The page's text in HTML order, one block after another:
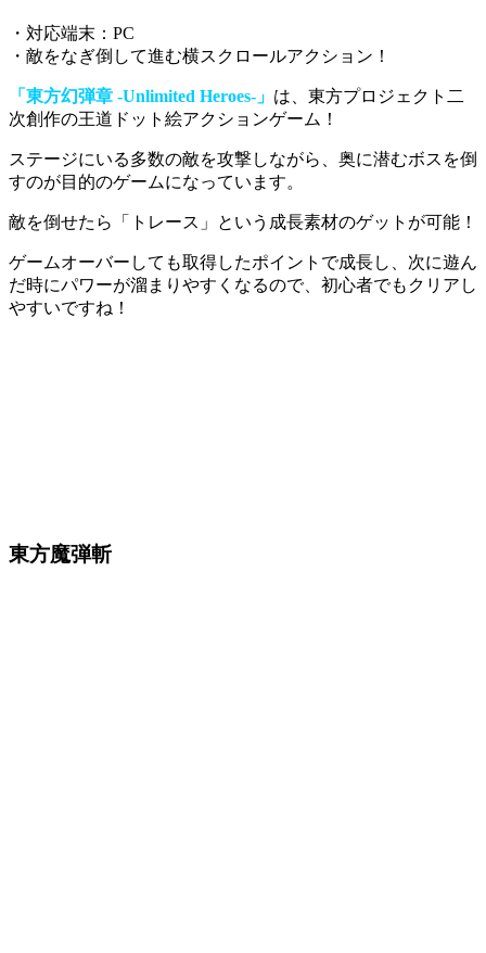
・対応端末：PC
・敵をなぎ倒して進む横スクロールアクション！
「東方幻弾章 -Unlimited Heroes-」 は、東方プロジェクト二
次創作の王道ドット絵アクションゲーム！
ステージにいる多数の敵を攻撃しながら、奥に潜むボスを倒
すのが目的のゲームになっています。
敵を倒せたら「トレース」という成長素材のゲットが可能！
ゲームオーバーしても取得したポイントで成長し、次に遊ん
だ時にパワーが溜まりやすくなるので、初心者でもクリアし
やすいですね！
東方魔弾斬